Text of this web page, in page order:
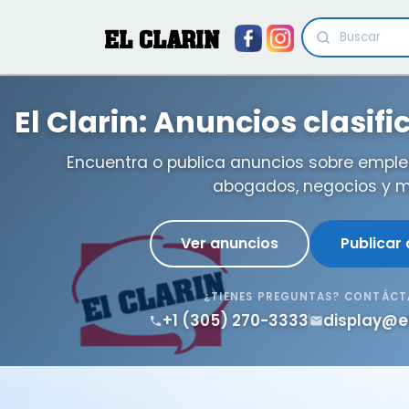
EL CLARIN
El Clarin: Anuncios
Encuentra o publica anuncios sobre
abogados, negocios y
Ver anuncios Publicar
¿TIENES PREGUNTAS?
+1 (305) 270-3333